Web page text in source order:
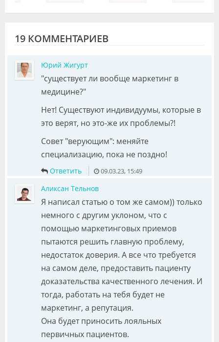
19 КОММЕНТАРИЕВ
Юрий Жигурт
"существует ли вообще маркетинг в
медицине?"
Нет! Существуют индивидуумы, которые в
это верят, но это-же их проблемы?!
Совет "верующим": меняйте
специализацию, пока не поздно!
Ответить 09.03.23, 15:49
Аликсан Тельнов
Я написал статью о том же самом)) только
немного с другим уклоном, что с
помощью маркетинговых приемов
пытаются решить главную проблему,
недостаток доверия. А все что требуется
на самом деле, предоставить пациенту
доказательства качественного лечения. И
тогда, работать на тебя будет не
маркетинг, а репутация.
Она будет приносить лояльных
первичных пациентов.